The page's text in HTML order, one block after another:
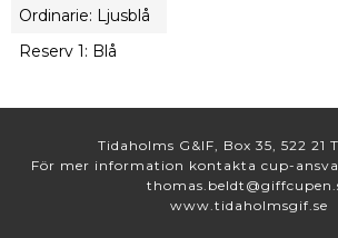
Ordinarie: Ljusblå
Reserv 1: Blå
Tidaholms G&IF, Box 35, 522 21
För mer information kontakta cup-
www.tidaholmsgif.se